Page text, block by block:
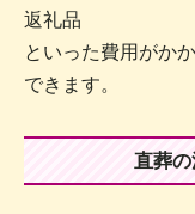
返礼品
といった費用がか
できます。
直葬